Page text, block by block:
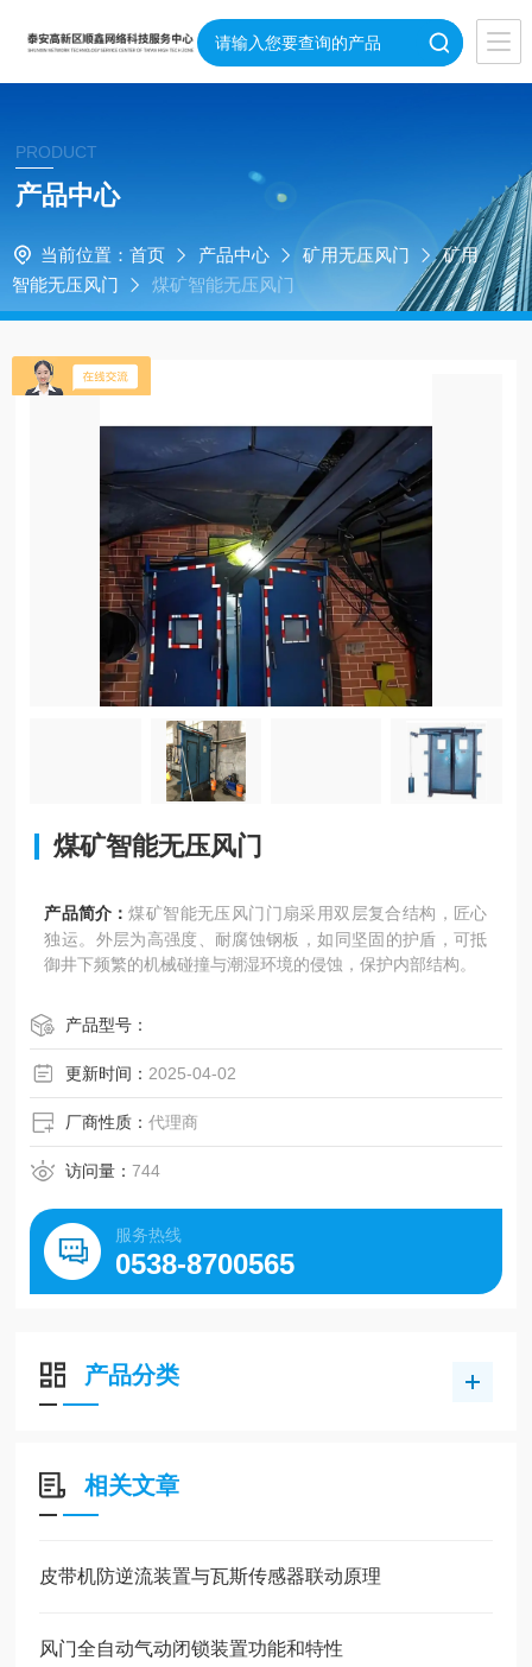
PRODUCT
产品中心
当前位置： 首页 产品中心 矿用无压风门
矿用
智能无压风门
煤矿智能无压风门
煤矿智能无压风门
产品简介：煤矿智能无压风门门扇采用双层复合结构，匠心
独运。外层为高强度、耐腐蚀钢板，如同坚固的护盾，可抵
御井下频繁的机械碰撞与潮湿环境的侵蚀，保护内部结构。
产品型号：
更新时间： 2025-04-02
厂商性质：代理商
访问量：744
服务热线
0538-8700565
产品分类
相关文章
皮带机防逆流装置与瓦斯传感器联动原理
风门全自动气动闭锁装置功能和特性